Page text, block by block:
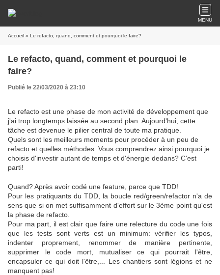
MENU
Accueil » Le refacto, quand, comment et pourquoi le faire?
Le refacto, quand, comment et pourquoi le
faire?
Publié le 22/03/2020 à 23:10
Le refacto est une phase de mon activité de développement que
j'ai trop longtemps laissée au second plan. Aujourd'hui, cette
tâche est devenue le pilier central de toute ma pratique.
Quels sont les meilleurs moments pour procéder à un peu de
refacto et quelles méthodes. Vous comprendrez ainsi pourquoi je
choisis d'investir autant de temps et d'énergie dedans? C'est
parti!
Quand? Après avoir codé une feature, parce que TDD!
Pour les pratiquants du TDD, la boucle red/green/refactor n'a de
sens que si on met suffisamment d'effort sur le 3ème point qu'est
la phase de refacto.
Pour ma part, il est clair que faire une relecture du code une fois
que les tests sont verts est un minimum: vérifier les typos,
indenter proprement, renommer de manière pertinente,
supprimer le code mort, mutualiser ce qui pourrait l'être,
encapsuler ce qui doit l'être,... Les chantiers sont légions et ne
manquent pas!